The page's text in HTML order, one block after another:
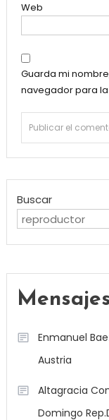
Web
Guarda mi
navegador para
Buscar
Enmanuel
Austria
Altagracia
Domingo